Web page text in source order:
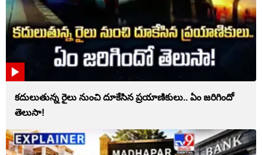
కదులుతున్న రైలు నుంచి దూకేసిన ప్రయాణికులు.. ఏం జరిగిందో
తెలుసా!